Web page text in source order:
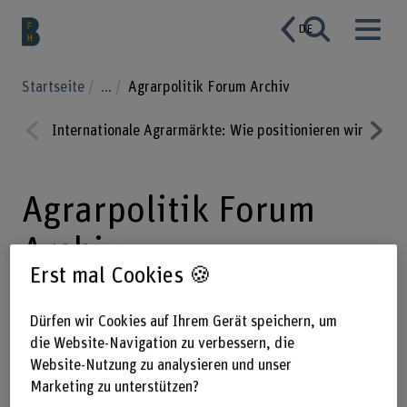
DE
Startseite ... Agrarpolitik Forum Archiv
ious
Internationale Agrarmärkte: Wie positionieren wir uns in
Agrarpolitik Forum
Archiv
Das Schweizer Agrarpolitik Forum
bringt seit Jahren Menschen
zusammen, die Antworten suchen und
Erst mal Cookies 🍪
Dürfen wir Cookies auf Ihrem Gerät speichern, um
die Website-Navigation zu verbessern, die
Website-Nutzung zu analysieren und unser
Marketing zu unterstützen?